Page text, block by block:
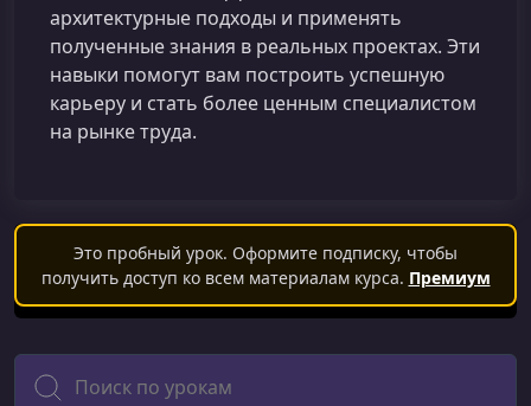
архитектурные подходы и применять
полученные знания в реальных проектах. Эти
навыки помогут вам построить успешную
карьеру и стать более ценным специалистом
на рынке труда.
Это пробный урок. Оформите подписку, чтобы
получить доступ ко всем материалам курса. Премиум
Поиск